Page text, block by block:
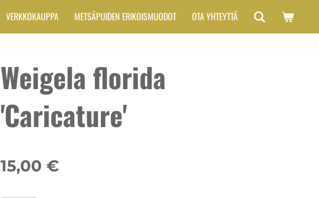
VERKKOKAUPPA METSÄPUIDEN ERIKOISMUODOT OTA YHTEYTTÄ
Weigela florida
'Caricature'
15,00 €